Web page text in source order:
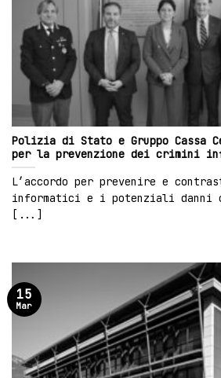
Polizia di Stato e Gruppo Cassa
per la prevenzione dei crimini
L’accordo per prevenire e
informatici e i potenziali
[...]
15
Mar